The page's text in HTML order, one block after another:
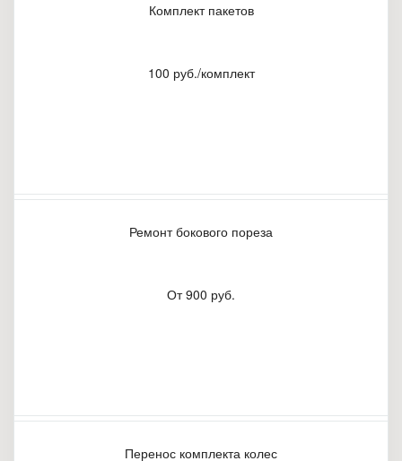
Комплект пакетов
100 руб./комплект
Ремонт бокового пореза
От 900 руб.
Перенос комплекта колес